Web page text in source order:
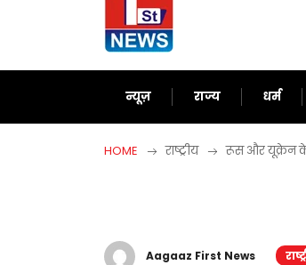
न्यूज़ राज्य धर्म
HOME राष्ट्रीय रूस और यूक्रेन के
Aagaaz First News